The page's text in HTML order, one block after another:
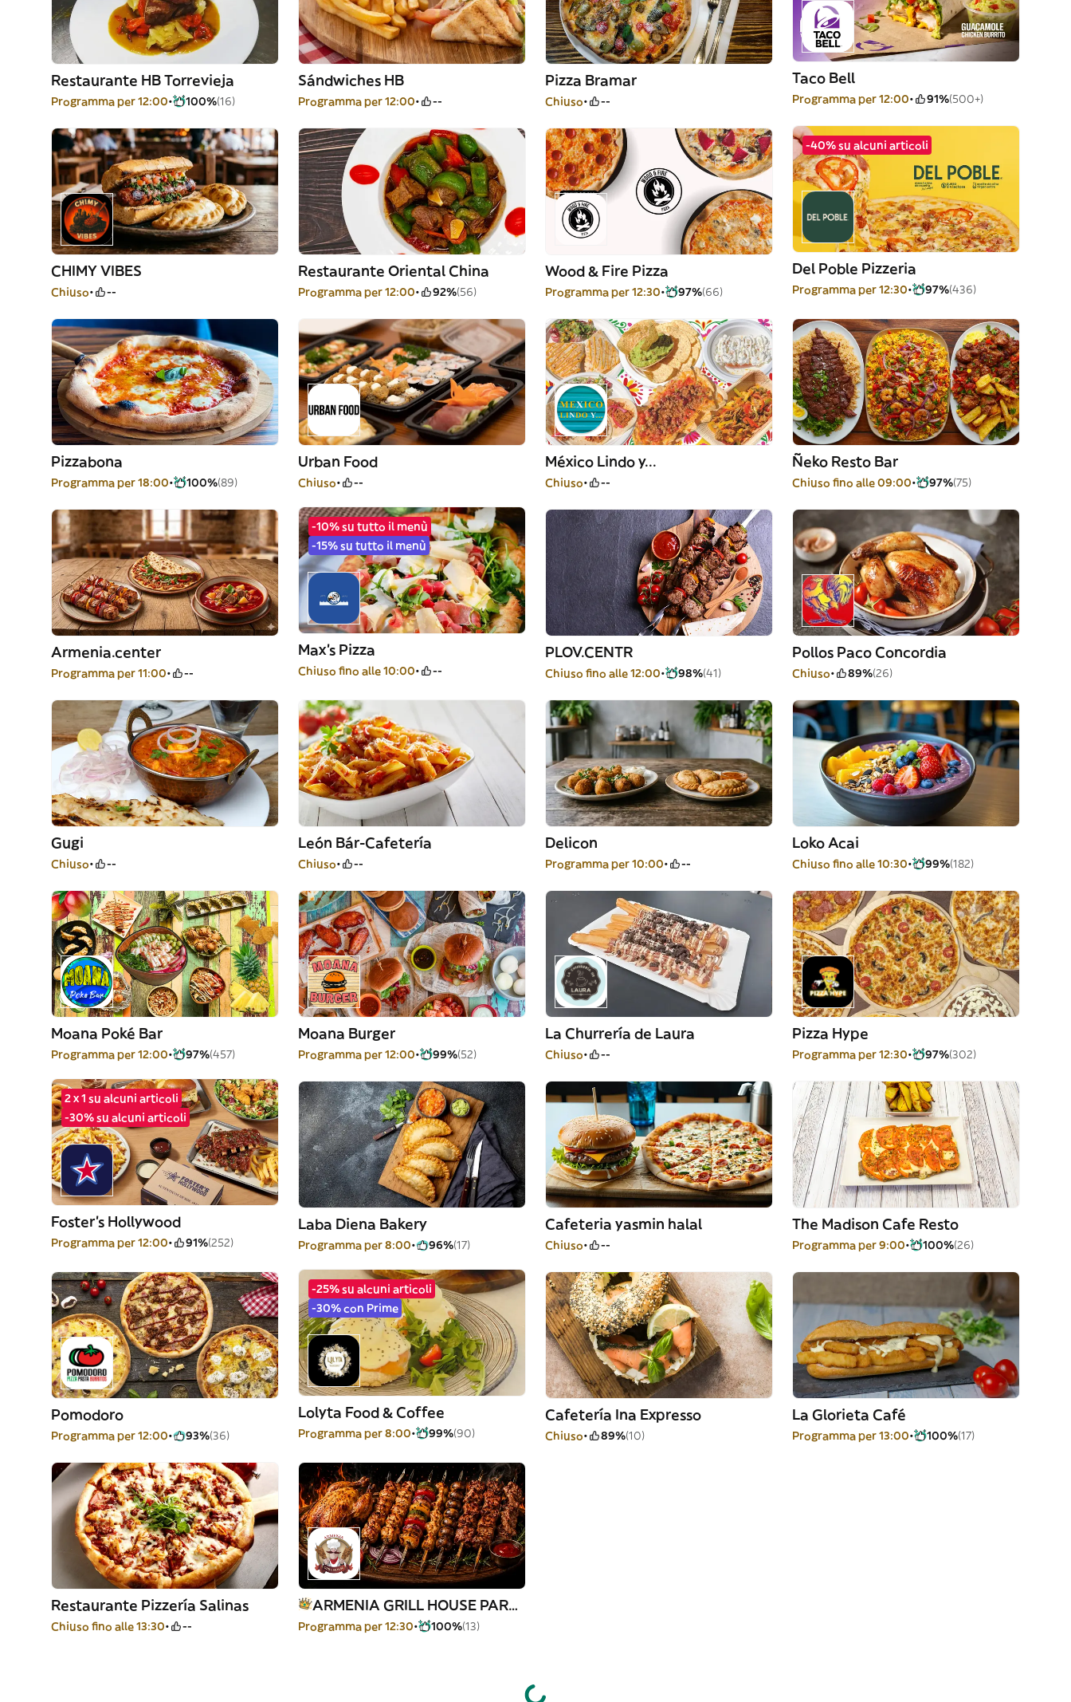
Restaurante HB Torrevieja
Programma per 12:00 100%(16)
Sándwiches HB
Programma per 12:00 --
Pizza Bramar
Chiuso --
Taco Bell
Programma per 12:00 91%(500+)
CHIMY VIBES
Chiuso --
Restaurante Oriental China
Programma per 12:00 92%(56)
Wood & Fire Pizza
Programma per 12:30 97%(66)
-40% su alcuni articoli
Del Poble Pizzeria
Programma per 12:30 97%(436)
Pizzabona
Programma per 18:00 100%(89)
Urban Food
Chiuso --
México Lindo y...
Chiuso --
Ñeko Resto Bar
Chiuso fino alle 09:00 97%(75)
Armenia.center
Programma per 11:00 --
-10% su tutto il menù
-15% su tutto il menù
Max’s Pizza
Chiuso fino alle 10:00 --
PLOV.CENTR
Chiuso fino alle 12:00 98%(41)
Pollos Paco Concordia
Chiuso 89%(26)
Gugi
Chiuso --
León Bár-Cafetería
Chiuso --
Delicon
Programma per 10:00 --
Loko Acai
Chiuso fino alle 10:30 99%(182)
Moana Poké Bar
Programma per 12:00 97%(457)
Moana Burger
Programma per 12:00 99%(52)
La Churrería de Laura
Chiuso --
Pizza Hype
Programma per 12:30 97%(302)
2 x 1 su alcuni articoli
-30% su alcuni articoli
Foster's Hollywood
Programma per 12:00 91%(252)
Laba Diena Bakery
Programma per 8:00 96%(17)
Cafeteria yasmin halal
Chiuso --
The Madison Cafe Resto
Programma per 9:00 100%(26)
Pomodoro
Programma per 12:00 93%(36)
-25% su alcuni articoli
-30% con Prime
Lolyta Food & Coffee
Programma per 8:00 99%(90)
Cafetería Ina Expresso
Chiuso 89%(10)
La Glorieta Café
Programma per 13:00 100%(17)
Restaurante Pizzería Salinas
Chiuso fino alle 13:30 --
ARMENIA GRILL HOUSE PARA LLEVAR
Programma per 12:30 100%(13)